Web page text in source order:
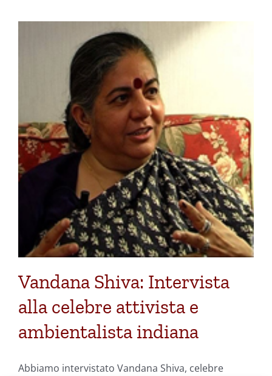
Vandana Shiva: Intervista
alla celebre attivista e
ambientalista indiana
Abbiamo intervistato Vandana Shiva, celebre